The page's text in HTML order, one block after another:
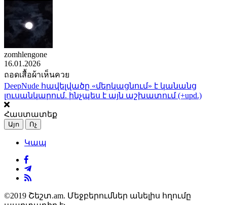
zomhlengone
16.01.2026
ถอดเสื้อผ้าเห็นควย
DeepNude հավելվածը «մերկացնում» է կանանց
լուսանկարում. ինչպես է այն աշխատում (+upd.)
Հաստատեք
Այո Ոչ
Կապ
©2019 Շեշտ.am. Մեջբերումներ անելիս հղումը